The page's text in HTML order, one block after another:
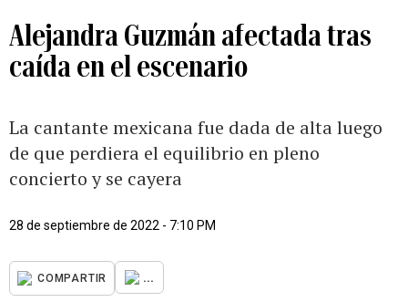
Alejandra Guzmán afectada tras
caída en el escenario
La cantante mexicana fue dada de alta luego
de que perdiera el equilibrio en pleno
concierto y se cayera
28 de septiembre de 2022 - 7:10 PM
COMPARTIR ...